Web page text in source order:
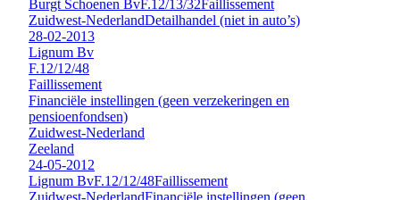
Burgt Schoenen BvF.12/13/32Faillissement
Zuidwest-NederlandDetailhandel (niet in auto’s)
28-02-2013
Lignum Bv
F.12/12/48
Faillissement
Financiële instellingen (geen verzekeringen en
pensioenfondsen)
Zuidwest-Nederland
Zeeland
24-05-2012
Lignum BvF.12/12/48Faillissement
Zuidwest-NederlandFinanciële instellingen (geen